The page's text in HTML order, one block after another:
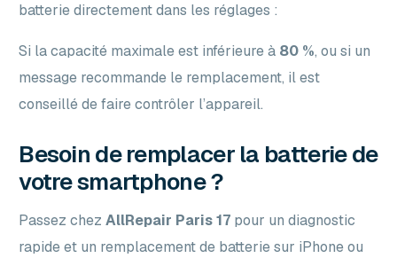
batterie directement dans les réglages :
Si la capacité maximale est inférieure à 80 %, ou si un
message recommande le remplacement, il est
conseillé de faire contrôler l’appareil.
Besoin de remplacer la batterie de
votre smartphone ?
Passez chezAllRepair Paris 17 pour un diagnostic
rapide et un remplacement de batterie sur iPhone ou